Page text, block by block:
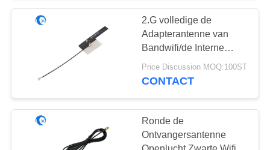
4G 5G
433 Mhz-Antenne
20
2.G volledige de
Adapterantenne van
Bandwifi/de Interne
Antenne van FPC met
0,81 Kabel MHF4
Price Discussion MOQ:100ST
CONTACT
Ronde de
Ontvangersantenne